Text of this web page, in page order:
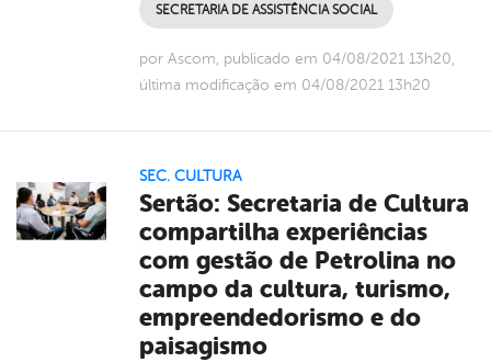
SECRETARIA DE ASSISTÊNCIA SOCIAL
por Ascom, publicado em 04/08/2021 13h20,
última modificação em 04/08/2021 13h20
SEC. CULTURA
Sertão: Secretaria de Cultura
compartilha experiências
com gestão de Petrolina no
campo da cultura, turismo,
empreendedorismo e do
paisagismo